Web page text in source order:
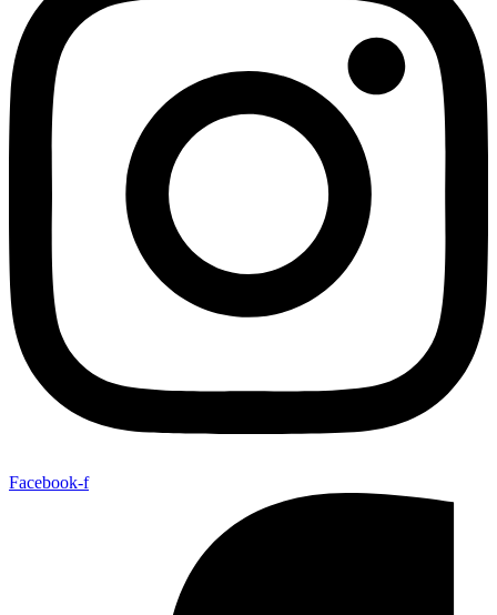
Facebook-f